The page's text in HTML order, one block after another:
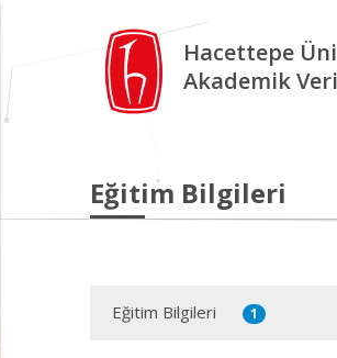
Hacettepe
Akademik
Eğitim Bilgileri
Eğitim Bilgileri 1